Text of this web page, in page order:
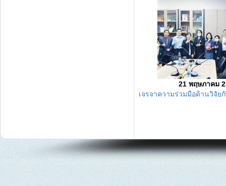
21 พฤษภาคม
เจรจาความร่วมมือด้านวิจัย